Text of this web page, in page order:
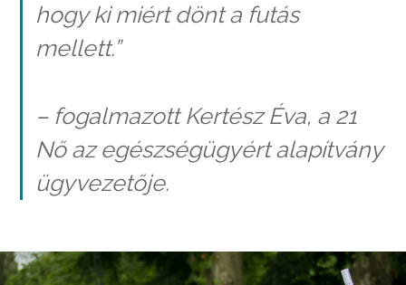
hogy ki miért dönt a futás
mellett.”
– fogalmazott Kertész Éva, a 21
Nő az egészségügyért alapítvány
ügyvezetője.